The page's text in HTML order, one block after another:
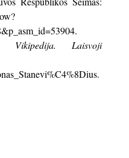
Vikipedija. Laisvoji